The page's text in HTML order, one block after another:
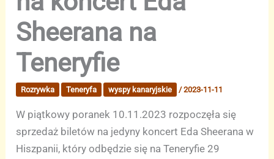
Sheerana na
Teneryfie
Rozrywka Teneryfa wyspy kanaryjskie /2023-11-11
W piątkowy poranek 10.11.2023 rozpoczęła się
sprzedaż biletów na jedyny koncert Eda Sheerana w
Hiszpanii, który odbędzie się na Teneryfie 29